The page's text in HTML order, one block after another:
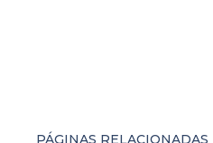
PÁGINAS RELACIONADAS